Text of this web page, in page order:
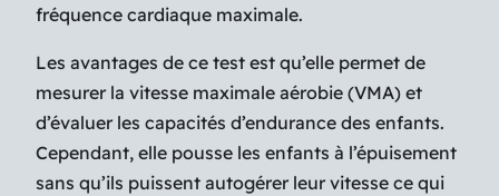
fréquence cardiaque maximale.
Les avantages de ce test est qu’elle permet de
mesurer la vitesse maximale aérobie (VMA) et
d’évaluer les capacités d’endurance des enfants.
Cependant, elle pousse les enfants à l’épuisement
sans qu’ils puissent autogérer leur vitesse ce qui